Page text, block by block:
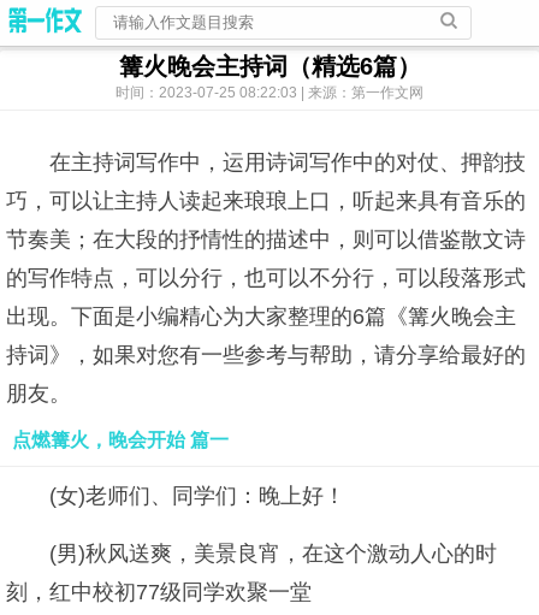
篝火晚会主持词（精选6篇）
时间：2023-07-25 08:22:03 | 来源：第一作文网
在主持词写作中，运用诗词写作中的对仗、押韵技
巧，可以让主持人读起来琅琅上口，听起来具有音乐的
节奏美；在大段的抒情性的描述中，则可以借鉴散文诗
的写作特点，可以分行，也可以不分行，可以段落形式
出现。下面是小编精心为大家整理的6篇《篝火晚会主
持词》，如果对您有一些参考与帮助，请分享给最好的
朋友。
点燃篝火，晚会开始 篇一
(女)老师们、同学们：晚上好！
(男)秋风送爽，美景良宵，在这个激动人心的时
刻，红中校初77级同学欢聚一堂